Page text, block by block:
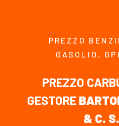
PREZZO
GASOLIO,
PREZZO
GESTORE
& C.